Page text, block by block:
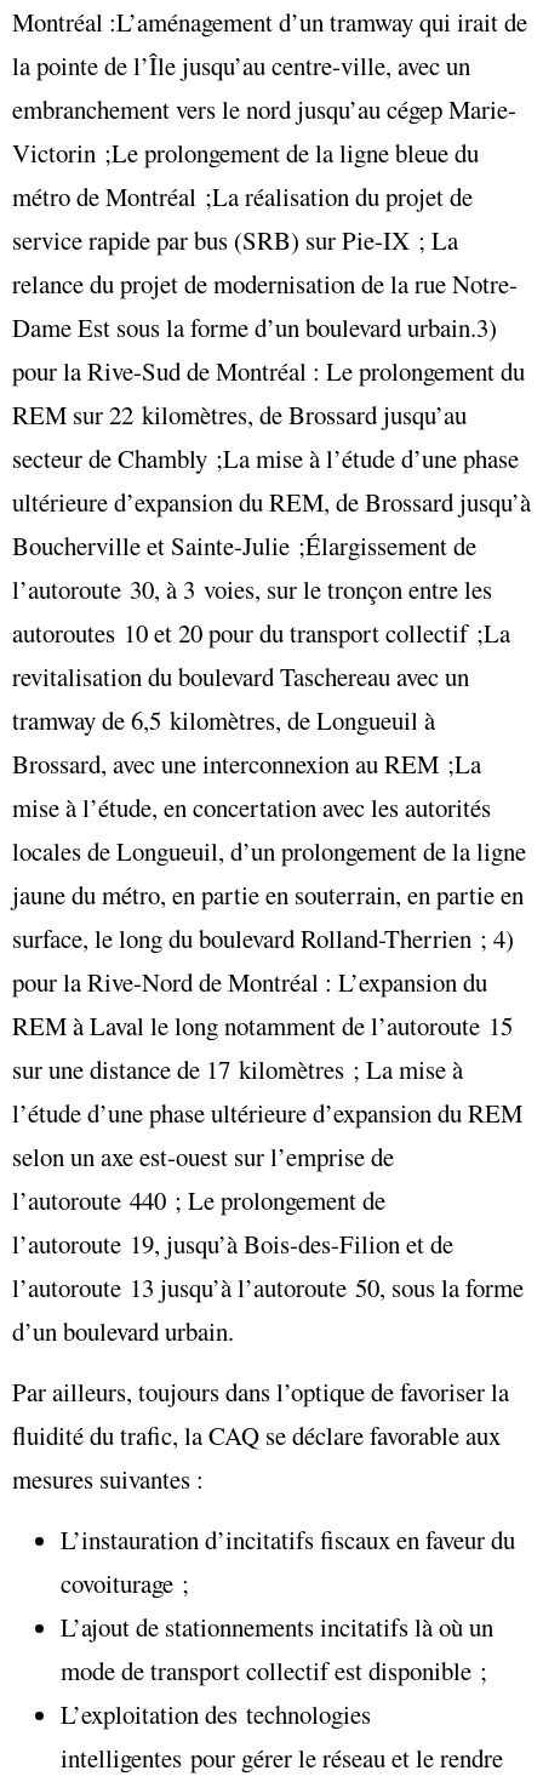
Montréal :L’aménagement d’un tramway qui irait de
la pointe de l’Île jusqu’au centre-ville, avec un
embranchement vers le nord jusqu’au cégep Marie-
Victorin ;Le prolongement de la ligne bleue du
métro de Montréal ;La réalisation du projet de
service rapide par bus (SRB) sur Pie-IX ; La
relance du projet de modernisation de la rue Notre-
Dame Est sous la forme d’un boulevard urbain.3)
pour la Rive-Sud de Montréal : Le prolongement du
REM sur 22 kilomètres, de Brossard jusqu’au
secteur de Chambly ;La mise à l’étude d’une phase
ultérieure d’expansion du REM, de Brossard jusqu’à
Boucherville et Sainte-Julie ;Élargissement de
l’autoroute 30, à 3 voies, sur le tronçon entre les
autoroutes 10 et 20 pour du transport collectif ;La
revitalisation du boulevard Taschereau avec un
tramway de 6,5 kilomètres, de Longueuil à
Brossard, avec une interconnexion au REM ;La
mise à l’étude, en concertation avec les autorités
locales de Longueuil, d’un prolongement de la ligne
jaune du métro, en partie en souterrain, en partie en
surface, le long du boulevard Rolland-Therrien ; 4)
pour la Rive-Nord de Montréal : L’expansion du
REM à Laval le long notamment de l’autoroute 15
sur une distance de 17 kilomètres ; La mise à
l’étude d’une phase ultérieure d’expansion du REM
selon un axe est-ouest sur l’emprise de
l’autoroute 440 ; Le prolongement de
l’autoroute 19, jusqu’à Bois-des-Filion et de
l’autoroute 13 jusqu’à l’autoroute 50, sous la forme
d’un boulevard urbain.
Par ailleurs, toujours dans l’optique de favoriser la
fluidité du trafic, la CAQ se déclare favorable aux
mesures suivantes :
L’instauration d’incitatifs fiscaux en faveur du
covoiturage ;
L’ajout de stationnements incitatifs là où un
mode de transport collectif est disponible ;
L’exploitation des technologies
intelligentes pour gérer le réseau et le rendre